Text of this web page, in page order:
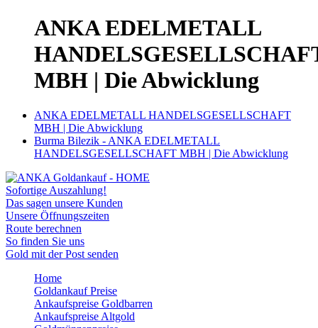
ANKA EDELMETALL
MBH | Die Abwicklung
ANKA EDELMETALL HANDELSGESELLSCHAFT
MBH | Die Abwicklung
Burma Bilezik - ANKA EDELMETALL
HANDELSGESELLSCHAFT MBH | Die Abwicklung
Sofortige Auszahlung!
Das sagen unsere Kunden
Unsere Öffnungszeiten
Route berechnen
So finden Sie uns
Gold mit der Post senden
Home
Goldankauf Preise
Ankaufspreise Goldbarren
Ankaufspreise Altgold